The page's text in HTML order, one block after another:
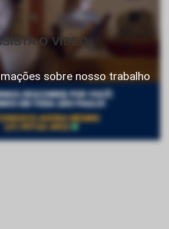
O VIDEO
sobre nosso trabalho